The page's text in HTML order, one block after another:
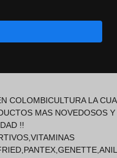
COLOMBICULTURA LA
MAS NOVEDOSOS Y
!!